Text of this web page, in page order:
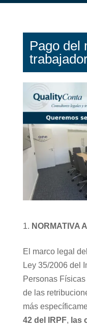
Pago del
NORMATIVA
El marco legal
Ley 35/2006 del
Personas
de las
más
42 del IRPF, las